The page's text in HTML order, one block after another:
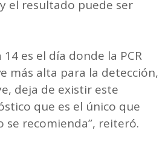
el resultado puede ser
es el día donde la PCR
más alta para la detección,
deja de existir este
que es el único que
se recomienda”, reiteró.